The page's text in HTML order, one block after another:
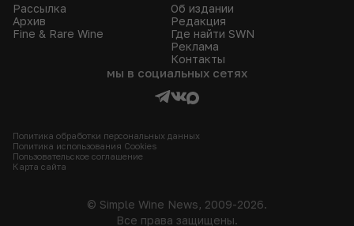
Рассылка
Архив
Fine & Rare Wine
Об издании
Редакция
Где найти SWN
Реклама
Контакты
мы в социальных сетях
Политика обработки персональных данных
Политика использования Сookies
Пользовательское соглашение
Карта сайта
© Simple Wine News, 2009-2026.
Все права защищены.